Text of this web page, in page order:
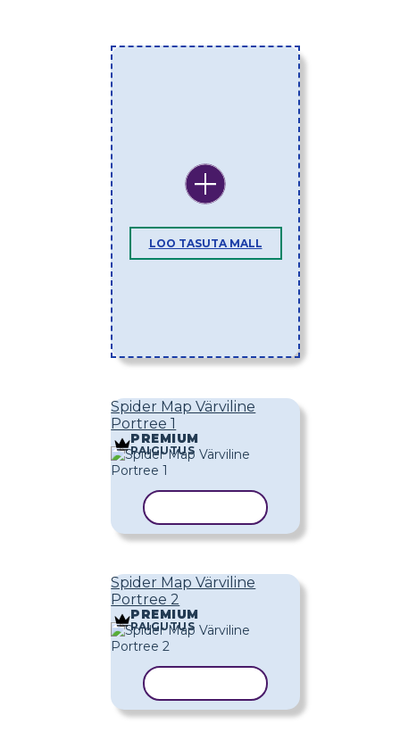
LOO TASUTA MALL
Spider Map Värviline
Portree 1
PREMIUM
PAIGUTUS
Spider Map Värviline
Portree 2
PREMIUM
PAIGUTUS